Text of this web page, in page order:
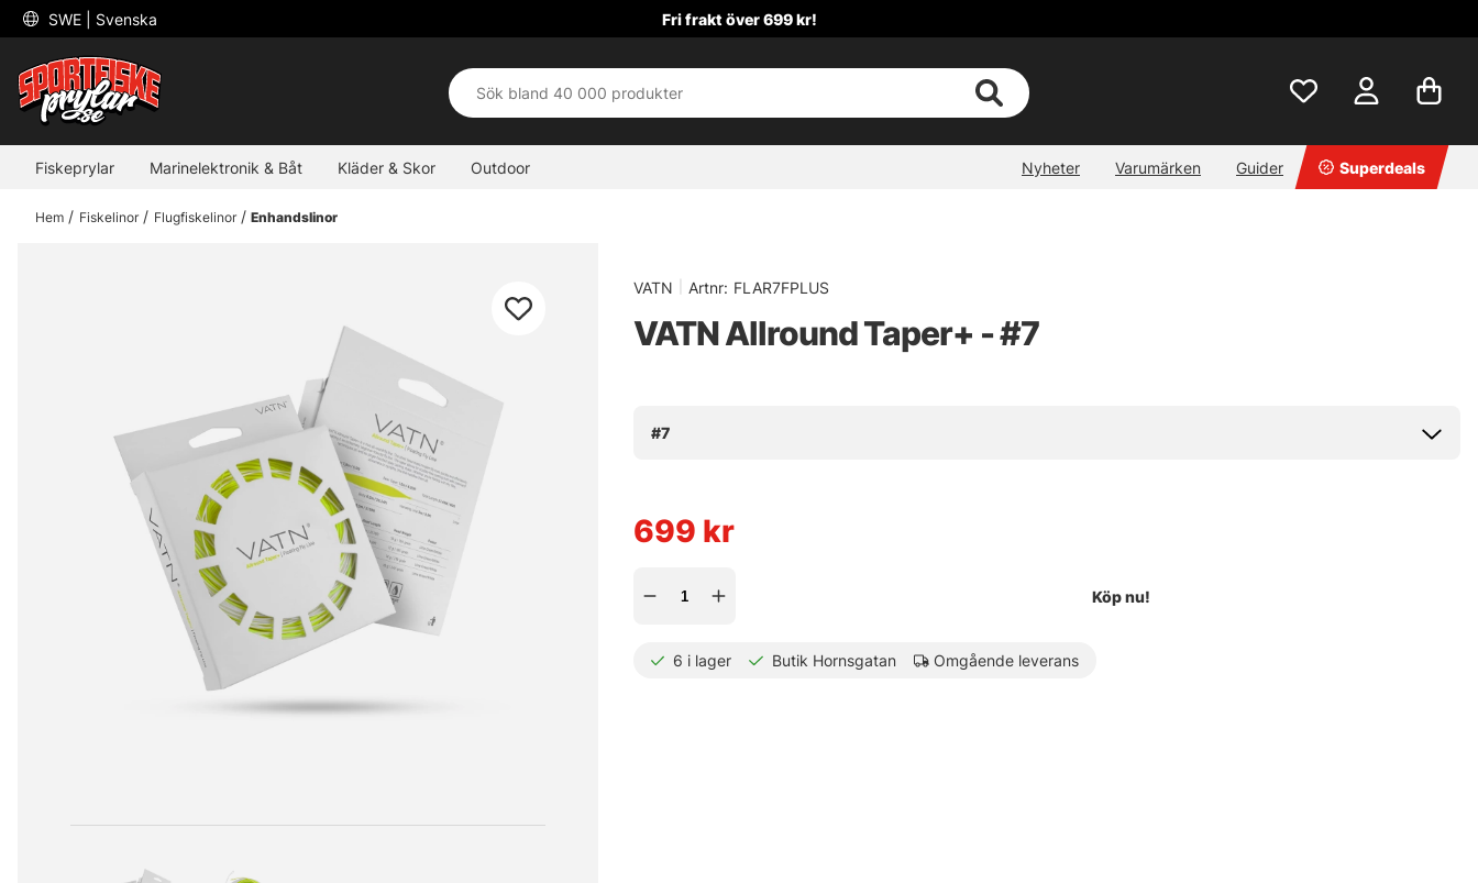
SWE | Svenska Fri frakt över 699 kr!
Fiskeprylar Marinelektronik & Båt Kläder & Skor Outdoor Nyheter Varumärken Guider Superdeals
Hem Fiskelinor Flugfiskelinor Enhandslinor
VATN Artnr: FLAR7FPLUS
VATN Allround Taper+ - #7
#7
699 kr
Köp nu!
6 i lager Butik Hornsgatan Omgående leverans